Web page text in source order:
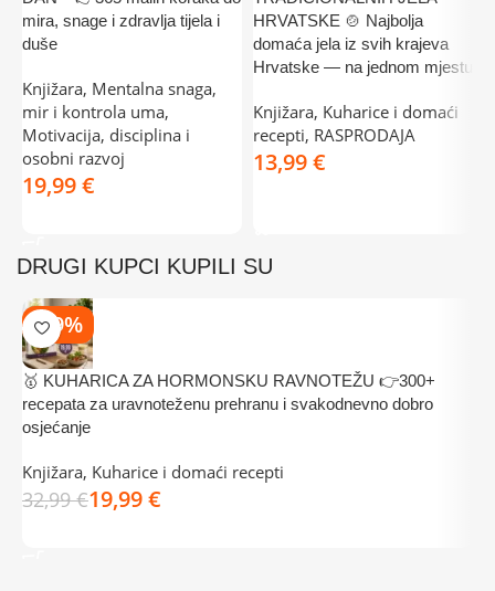
mira, snage i zdravlja tijela i
duše
Knjižara, Mentalna snaga,
mir i kontrola uma,
Motivacija, disciplina i
osobni razvoj
€
HRVATSKE 🍲 Najbolja
domaća jela iz svih krajeva
Hrvatske — na jednom mjestu
Knjižara, Kuharice i domaći
recepti, RASPRODAJA
€
DRUGI KUPCI KUPILI SU
-39%
🥇 KUHARICA ZA HORMONSKU RAVNOTEŽU 👉300+
recepata za uravnoteženu prehranu i svakodnevno dobro
osjećanje
Knjižara, Kuharice i domaći recepti
32,99€19,99€